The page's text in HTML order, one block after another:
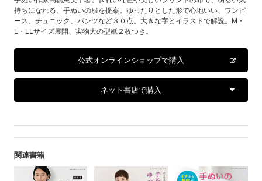
持ちになれる、手ぬいの服を提案。ゆったりとした形で心地いい、ワンピ
ース、チュニック、パンツなど３０点。大きな字とイラストで解説。M・
L・LLサイズ展開、実物大の型紙２枚つき。
公式オンラインショップで購入
ネット書店で購入
関連書籍